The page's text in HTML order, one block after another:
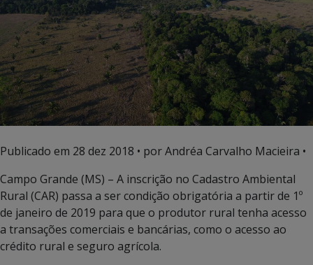
Publicado em 28 dez 2018 • por Andréa Carvalho Macieira •
Campo Grande (MS) – A inscrição no Cadastro Ambiental
Rural (CAR) passa a ser condição obrigatória a partir de 1º
de janeiro de 2019 para que o produtor rural tenha acesso
a transações comerciais e bancárias, como o acesso ao
crédito rural e seguro agrícola.